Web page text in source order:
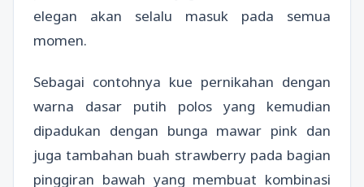
elegan akan selalu masuk pada semua
momen.
Sebagai contohnya kue pernikahan dengan
warna dasar putih polos yang kemudian
dipadukan dengan bunga mawar pink dan
juga tambahan buah strawberry pada bagian
pinggiran bawah yang membuat kombinasi